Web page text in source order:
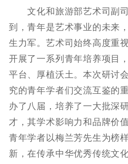
公共服
新时代公民素养
提升资源库
新闻出版
政务服务
科研创新
服务管理平台
智库服务
管理平台
文化产业
统计分析
数字出版
审读服务
电影
服务
理论宣讲
共建共享平
责任编辑注册
文化和旅游部艺术司副司
到，青年是艺术事业的未来
生力军。艺术司始终高度重
开展了一系列青年培养项目
平台、厚植沃土。本次研讨
究的青年学者们交流互鉴的
办了八届，培养了一大批深
才，其学术影响力和品牌价
青年学者以梅兰芳先生为榜
新，在传承中华优秀传统文